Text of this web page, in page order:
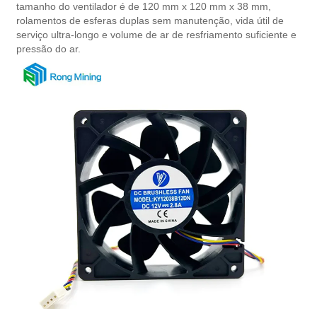
tamanho do ventilador é de 120 mm x 120 mm x 38 mm,
rolamentos de esferas duplas sem manutenção, vida útil de
serviço ultra-longo e volume de ar de resfriamento suficiente e
pressão do ar.